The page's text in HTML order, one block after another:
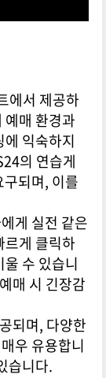
에서 제공하
예매 환경과
익숙하지
의 연습게
되며, 이를
게 실전 같은
르게 클릭하
수 있습니
매 시 긴장감
되며, 다양한
우 유용합니
습니다.